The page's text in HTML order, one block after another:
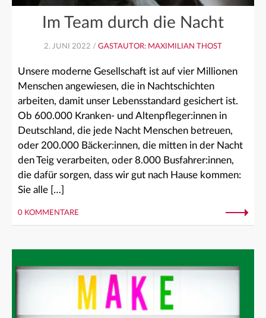
Im Team durch die Nacht
2. JUNI 2022 / GASTAUTOR: MAXIMILIAN THOST
Unsere moderne Gesellschaft ist auf vier Millionen
Menschen angewiesen, die in Nachtschichten
arbeiten, damit unser Lebensstandard gesichert ist.
Ob 600.000 Kranken- und Altenpfleger:innen in
Deutschland, die jede Nacht Menschen betreuen,
oder 200.000 Bäcker:innen, die mitten in der Nacht
den Teig verarbeiten, oder 8.000 Busfahrer:innen,
die dafür sorgen, dass wir gut nach Hause kommen:
Sie alle […]
0 KOMMENTARE